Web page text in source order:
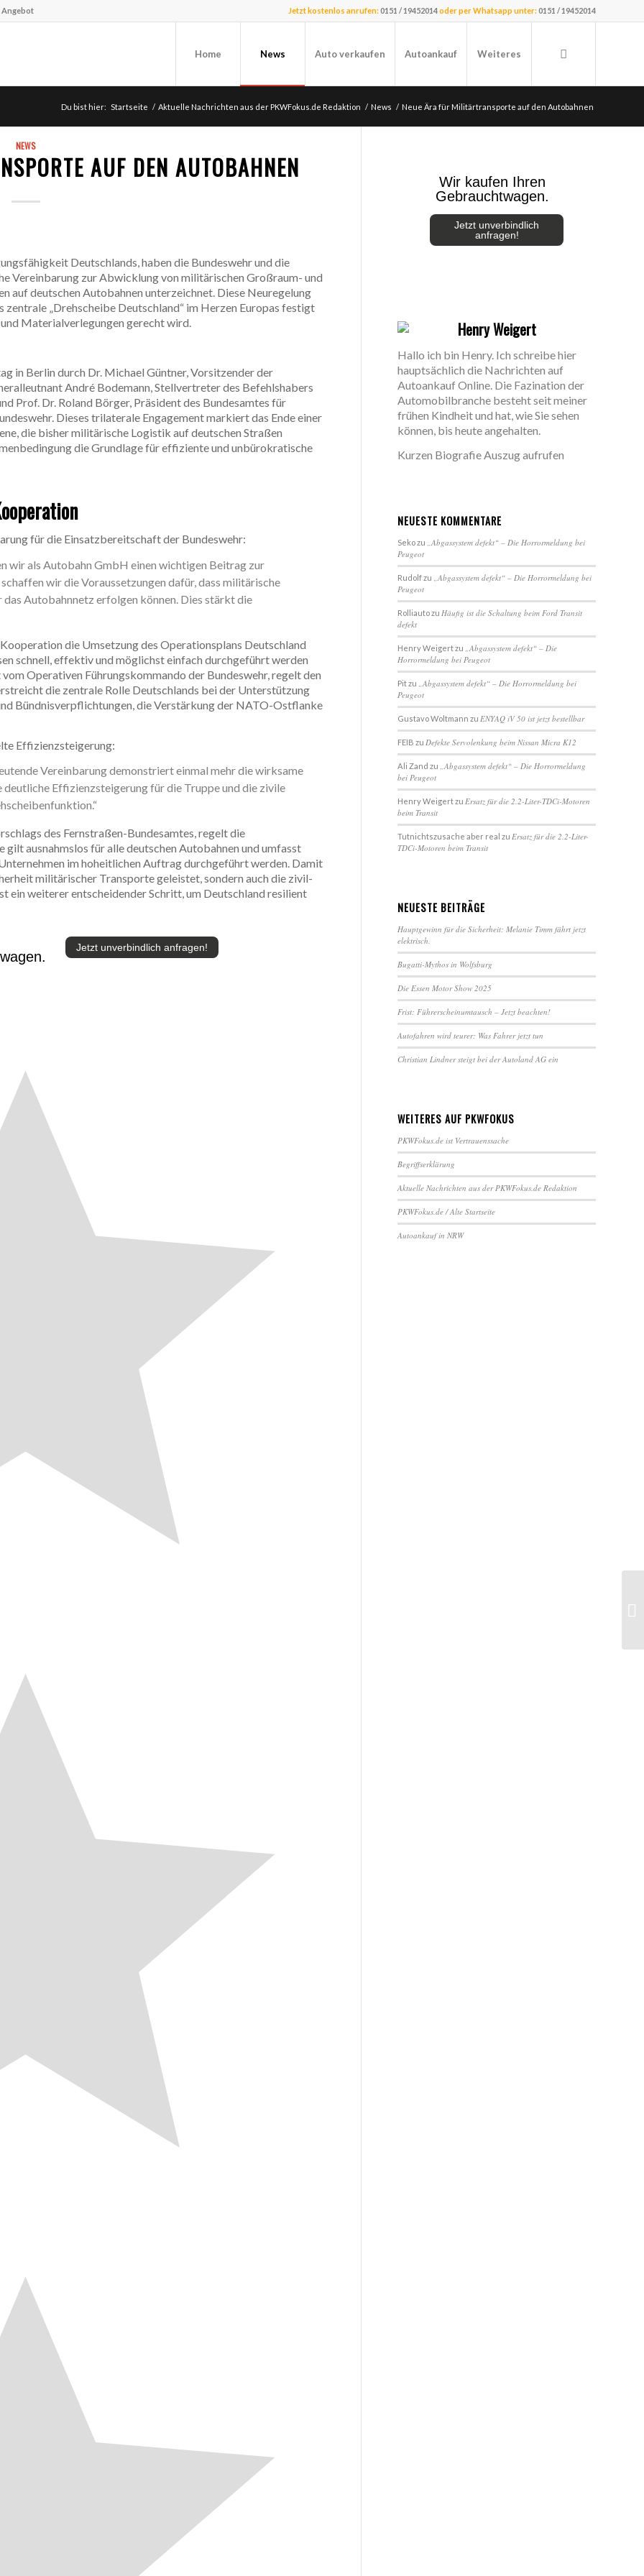
Jetzt kostenlos anrufen:0151 / 19452014oder per Whatsapp unter:0151 / 19452014
Home News Auto verkaufen Autoankauf Weiteres
Du bist hier: Startseite / Aktuelle Nachrichten aus der PKWFokus.de Redaktion / News / Neue Ära für Militärtransporte auf den Autobahnen
NEWS
AUF DEN AUTOBAHNEN
Deutschlands, haben die Bundeswehr und die
Vereinbarung zur Abwicklung von militärischen Großraum- und
auf deutschen Autobahnen unterzeichnet. Diese Neuregelung
zentrale „Drehscheibe Deutschland“ im Herzen Europas festigt
Materialverlegungen gerecht wird.
in Berlin durch Dr. Michael Güntner, Vorsitzender der
André Bodemann, Stellvertreter des Befehlshabers
Prof. Dr. Roland Börger, Präsident des Bundesamtes für
Dieses trilaterale Engagement markiert das Ende einer
die bisher militärische Logistik auf deutschen Straßen
die Grundlage für effiziente und unbürokratische
für die Einsatzbereitschaft der Bundeswehr:
wir als Autobahn GmbH einen wichtigen Beitrag zur
wir die Voraussetzungen dafür, dass militärische
Autobahnnetz erfolgen können. Dies stärkt die
die Umsetzung des Operationsplans Deutschland
schnell, effektiv und möglichst einfach durchgeführt werden
Operativen Führungskommando der Bundeswehr, regelt den
die zentrale Rolle Deutschlands bei der Unterstützung
Bündnisverpflichtungen, die Verstärkung der NATO-Ostflanke
Effizienzsteigerung:
Vereinbarung demonstriert einmal mehr die wirksame
Effizienzsteigerung für die Truppe und die zivile
des Fernstraßen-Bundesamtes, regelt die
ausnahmslos für alle deutschen Autobahnen und umfasst
im hoheitlichen Auftrag durchgeführt werden. Damit
militärischer Transporte geleistet, sondern auch die zivil-
ein weiterer entscheidender Schritt, um Deutschland resilient
Jetzt unverbindlich anfragen!
Wir kaufen Ihren
Gebrauchtwagen.
Jetzt unverbindlich
anfragen!
Henry Weigert
Hallo ich bin Henry. Ich schreibe hier
hauptsächlich die Nachrichten auf
Autoankauf Online. Die Fazination der
Automobilbranche besteht seit meiner
frühen Kindheit und hat, wie Sie sehen
können, bis heute angehalten.
Kurzen Biografie Auszug aufrufen
NEUESTE KOMMENTARE
Sekozu
„Abgassystem defekt“ – Die Horrormeldung bei
Peugeot
Rudolfzu
„Abgassystem defekt“ – Die Horrormeldung bei
Peugeot
Rolliautozu Häufig ist die Schaltung beim Ford Transit
defekt
Henry Weigertzu
„Abgassystem defekt“ – Die
Horrormeldung bei Peugeot
Pitzu
„Abgassystem defekt“ – Die Horrormeldung bei
Peugeot
Gustavo Woltmann zu ENYAQ iV 50 ist jetzt bestellbar
FEIB zu Defekte Servolenkung beim Nissan Micra K12
Ali Zand zu
„Abgassystem defekt“ – Die Horrormeldung
bei Peugeot
Henry Weigertzu Ersatz für die 2.2-Liter-TDCi-Motoren
beim Transit
Tutnichtszusache aber real zu Ersatz für die 2.2-Liter-
TDCi-Motoren beim Transit
NEUESTE BEITRÄGE
Hauptgewinn für die Sicherheit: Melanie Timm fährt jetzt
elektrisch.
Bugatti-Mythos in Wolfsburg
Die Essen Motor Show 2025
Frist: Führerscheinumtausch – Jetzt beachten!
Autofahren wird teurer: Was Fahrer jetzt tun
Christian Lindner steigt bei der Autoland AG ein
WEITERES AUF PKWFOKUS
PKWFokus.de ist Vertrauenssache
Begriffserklärung
Aktuelle Nachrichten aus der PKWFokus.de Redaktion
PKWFokus.de / Alte Startseite
Autoankauf in NRW